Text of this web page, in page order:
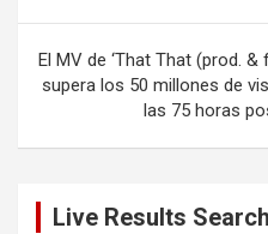
entradas
El MV de ‘That That (prod. &
supera los 50 millones de
las 75 horas
Live Results Search